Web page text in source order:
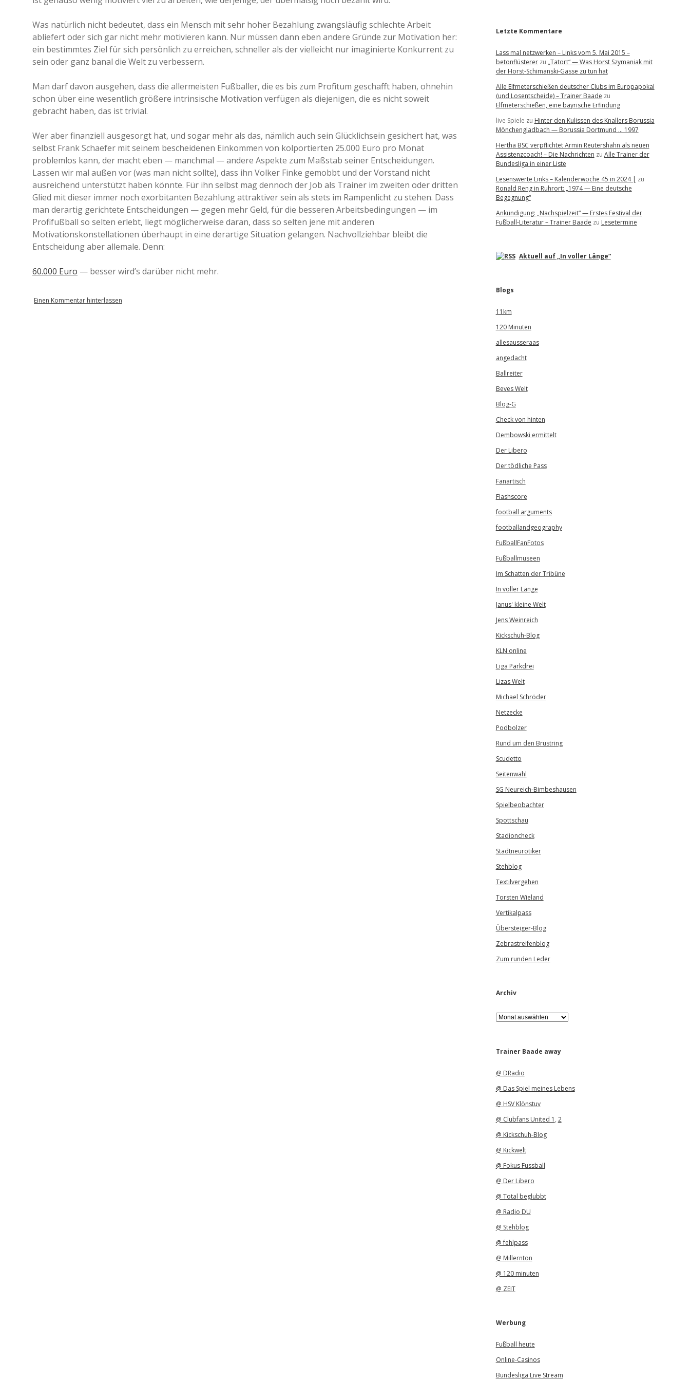
a
a
d
Was natürlich nicht bedeutet, dass ein Mensch mit sehr hoher Bezahlung zwangsläufig schlechte Arbeit
abliefert oder sich gar nicht mehr motivieren kann. Nur müssen dann eben andere Gründe zur Motivation her:
ein bestimmtes Ziel für sich persönlich zu erreichen, schneller als der vielleicht nur imaginierte Konkurrent zu
sein oder ganz banal die Welt zu verbessern.
Man darf davon ausgehen, dass die allermeisten Fußballer, die es bis zum Profitum geschafft haben, ohnehin
schon über eine wesentlich größere intrinsische Motivation verfügen als diejenigen, die es nicht soweit
gebracht haben, das ist trivial.
Wer aber finanziell ausgesorgt hat, und sogar mehr als das, nämlich auch sein Glücklichsein gesichert hat, was
selbst Frank Schaefer mit seinem bescheidenen Einkommen von kolportierten 25.000 Euro pro Monat
problemlos kann, der macht eben — manchmal — andere Aspekte zum Maßstab seiner Entscheidungen.
Lassen wir mal außen vor (was man nicht sollte), dass ihn Volker Finke gemobbt und der Vorstand nicht
ausreichend unterstützt haben könnte. Für ihn selbst mag dennoch der Job als Trainer im zweiten oder dritten
Glied mit dieser immer noch exorbitanten Bezahlung attraktiver sein als stets im Rampenlicht zu stehen. Dass
man derartig gerichtete Entscheidungen — gegen mehr Geld, für die besseren Arbeitsbedingungen — im
Profifußball so selten erlebt, liegt möglicherweise daran, dass so selten jene mit anderen
Motivationskonstellationen überhaupt in eine derartige Situation gelangen. Nachvollziehbar bleibt die
Entscheidung aber allemale. Denn:
60.000 Euro — besser wird’s darüber nicht mehr.
Einen Kommentar hinterlassen
Letzte Kommentare
Lass mal netzwerken – Links vom 5. Mai 2015 –
betonflüstererzu „Tatort“ — Was Horst Szymaniak mit
der Horst-Schimanski-Gasse zu tun hat
Alle Elfmeterschießen deutscher Clubs im Europapokal
(und Losentscheide) – Trainer Baade zu
Elfmeterschießen, eine bayrische Erfindung
live Spiele zu Hinter den Kulissen des Knallers Borussia
Mönchengladbach — Borussia Dortmund … 1997
Hertha BSC verpflichtet Armin Reutershahn als neuen
Assistenzcoach! – Die Nachrichten zu Alle Trainer der
Bundesliga in einer Liste
Lesenswerte Links – Kalenderwoche 45 in 2024 | zu
Ronald Reng in Ruhrort: „1974 — Eine deutsche
Begegnung“
Ankündigung: „Nachspielzeit“ — Erstes Festival der
Fußball-Literatur – Trainer Baade zu Lesetermine
Aktuell auf „In voller Länge“
Blogs
11km
120 Minuten
allesausseraas
angedacht
Ballreiter
Beves Welt
Blog-G
Check von hinten
Dembowski ermittelt
Der Libero
Der tödliche Pass
Fanartisch
Flashscore
football arguments
footballandgeography
FußballFanFotos
Fußballmuseen
Im Schatten der Tribüne
In voller Länge
Janus' kleine Welt
Jens Weinreich
Kickschuh-Blog
KLN online
Liga Parkdrei
Lizas Welt
Michael Schröder
Netzecke
Podbolzer
Rund um den Brustring
Scudetto
Seitenwahl
SG Neureich-Bimbeshausen
Spielbeobachter
Spottschau
Stadioncheck
Stadtneurotiker
Stehblog
Textilvergehen
Torsten Wieland
Vertikalpass
Übersteiger-Blog
Zebrastreifenblog
Zum runden Leder
Archiv
A
r
iTrainer Baade away
@ DRadio
@ Das Spiel meines Lebens
@ HSV Klönstuv
@ Clubfans United 1 , 2
@ Kickschuh-Blog
@ Kickwelt
@ Fokus Fussball
@ Der Libero
@ Total beglubbt
@ Radio DU
@ Stehblog
@ fehlpass
@ Millernton
@ 120 minuten
@ ZEIT
Werbung
Fußball heute
Online-Casinos
Bundesliga Live Stream